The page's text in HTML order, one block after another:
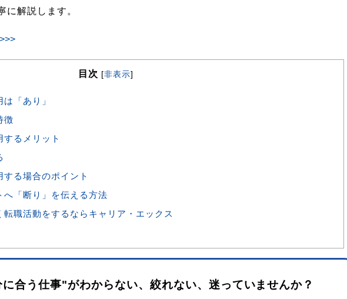
に解説します。
目次 [非表示]
「あり」
徴
するメリット
る場合のポイント
へ「断り」を伝える方法
転職活動をするならキャリア・エックス
に合う仕事"がわからない、 絞れない、迷っていませんか？